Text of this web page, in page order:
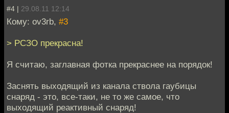
#4 | 29.08.11 12:14
Кому: ov3rb, #3
> РСЗО прекрасна!
Я считаю, заглавная фотка прекраснее на порядок!
Заснять выходящий из канала ствола гаубицы
снаряд - это, все-таки, не то же самое, что
выходящий реактивный снаряд!